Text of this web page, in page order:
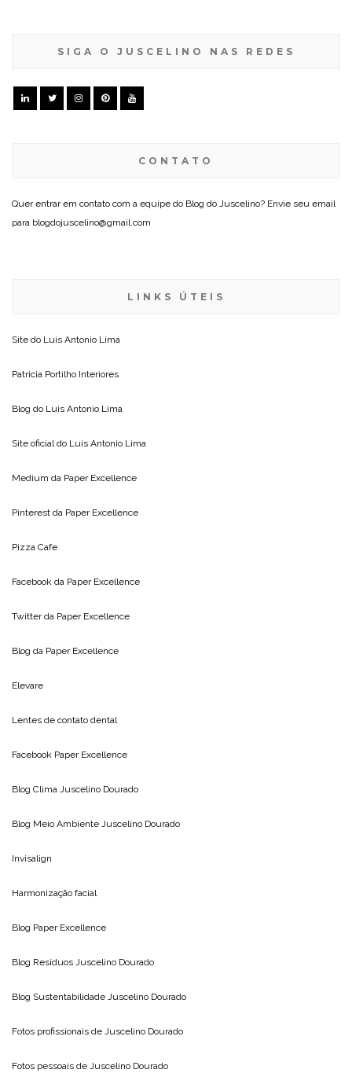
SIGA O JUSCELINO NAS REDES
CONTATO
Quer entrar em contato com a equipe do Blog do Juscelino? Envie seu email
para blogdojuscelino@gmail.com
LINKS ÚTEIS
Site do Luis Antonio Lima
Patricia Portilho Interiores
Blog do Luis Antonio Lima
Site oficial do Luis Antonio Lima
Medium da Paper Excellence
Pinterest da Paper Excellence
Pizza Cafe
Facebook da Paper Excellence
Twitter da Paper Excellence
Blog da Paper Excellence
Elevare
Lentes de contato dental
Facebook Paper Excellence
Blog Clima Juscelino Dourado
Blog Meio Ambiente Juscelino Dourado
Invisalign
Harmonização facial
Blog Paper Excellence
Blog Resíduos Juscelino Dourado
Blog Sustentabilidade Juscelino Dourado
Fotos profissionais de Juscelino Dourado
Fotos pessoais de Juscelino Dourado